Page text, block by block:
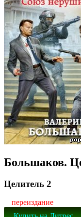
Большаков.
Целитель 2
переиздание